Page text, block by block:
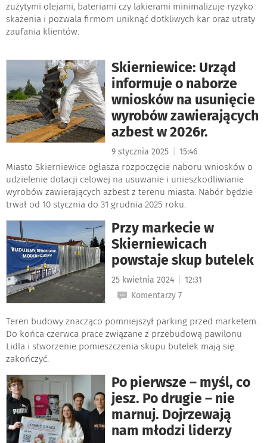
zużytymi olejami, bateriami czy lakierami minimalizuje ryzyko
skażenia i pozwala firmom uniknąć dotkliwych kar oraz utraty
zaufania klientów.
Skierniewice: Urząd
informuje o naborze
wniosków na usunięcie
wyrobów zawierających
azbest w 2026r.
9 stycznia 2025 15:46
Miasto Skierniewice ogłasza rozpoczęcie naboru wniosków o
udzielenie dotacji celowej na usuwanie i unieszkodliwianie
wyrobów zawierających azbest z terenu miasta. Nabór będzie
trwał od 10 stycznia do 31 grudnia 2025 roku.
Przy markecie w
Skierniewicach
powstaje skup butelek
25 kwietnia 2024
12:31
Komentarzy 7
Teren budowy znacząco pomniejszył parking przed marketem.
Do końca czerwca prace związane z przebudową pawilonu
Lidla i stworzenie pomieszczenia skupu butelek mają się
zakończyć.
Po pierwsze – myśl, co
jesz. Po drugie – nie
marnuj. Dojrzewają
nam młodzi liderzy